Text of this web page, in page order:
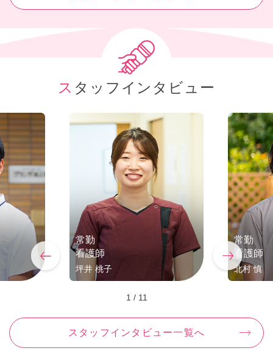
スタッフインタビュー
常勤
看護師
坪井 桃子
常勤
看護師
北村 慎
1 / 11
スタッフインタビュー一覧へ